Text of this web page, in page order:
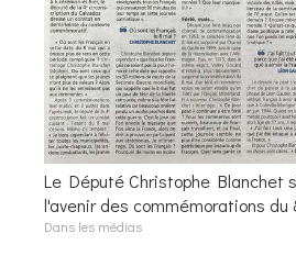
Le Député Christophe Blanchet
l'avenir des commémorations du
Dans les médias